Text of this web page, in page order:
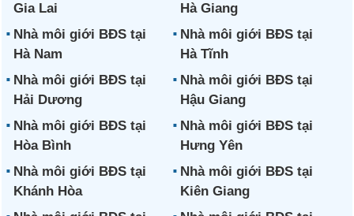
Gia Lai
Hà Giang
Nhà môi giới BĐS tại
Hà Nam
Nhà môi giới BĐS tại
Hà Tĩnh
Nhà môi giới BĐS tại
Hải Dương
Nhà môi giới BĐS tại
Hậu Giang
Nhà môi giới BĐS tại
Hòa Bình
Nhà môi giới BĐS tại
Hưng Yên
Nhà môi giới BĐS tại
Khánh Hòa
Nhà môi giới BĐS tại
Kiên Giang